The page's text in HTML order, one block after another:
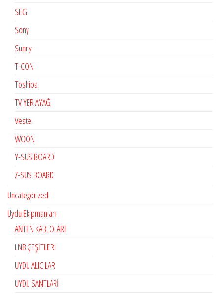
SEG
Sony
Sunny
T-CON
Toshiba
TV YER AYAĞI
Vestel
WOON
Y-SUS BOARD
Z-SUS BOARD
Uncategorized
Uydu Ekipmanları
ANTEN KABLOLARI
LNB ÇEŞİTLERİ
UYDU ALICILAR
UYDU SANTLARİ